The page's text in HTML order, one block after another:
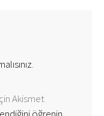
.
Akismet